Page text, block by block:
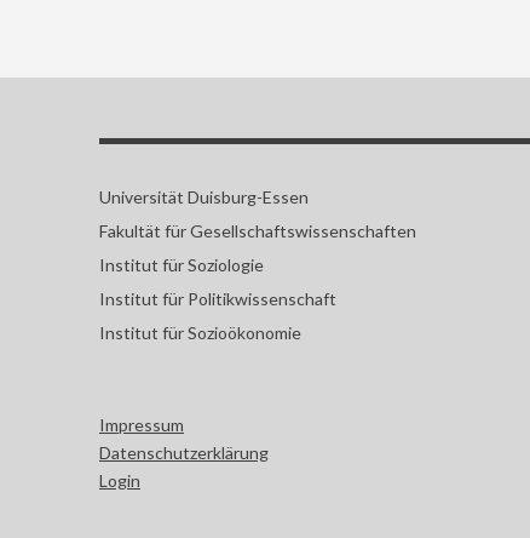
Universität Duisburg-Essen
Fakultät für Gesellschaftswissenschaften
Institut für Soziologie
Institut für Politikwissenschaft
Institut für Sozioökonomie
Impressum
Datenschutzerklärung
Login